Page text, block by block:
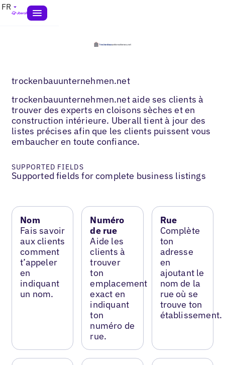
FR
trockenbauunternehmen.net
trockenbauunternehmen.net aide ses clients à
trouver des experts en cloisons sèches et en
construction intérieure. Uberall tient à jour des
listes précises afin que les clients puissent vous
embaucher en toute confiance.
SUPPORTED FIELDS
Supported fields for complete business listings
Nom
Fais savoir
aux clients
comment
t’appeler
en
indiquant
un nom.
Numéro
de rue
Aide les
clients à
trouver
ton
emplacement
exact en
indiquant
ton
numéro de
rue.
Rue
Complète
ton
adresse
en
ajoutant le
nom de la
rue où se
trouve ton
établissement.